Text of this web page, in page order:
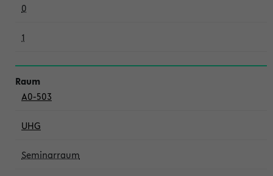
0
1
A0-503
UHG
Seminarraum